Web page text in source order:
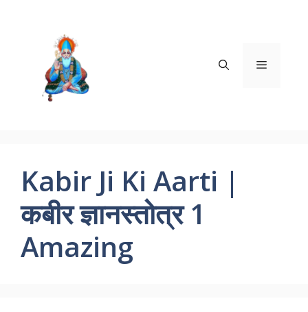
Menu
Kabir Ji Ki Aarti |
कबीर ज्ञानस्तोत्र 1
Amazing